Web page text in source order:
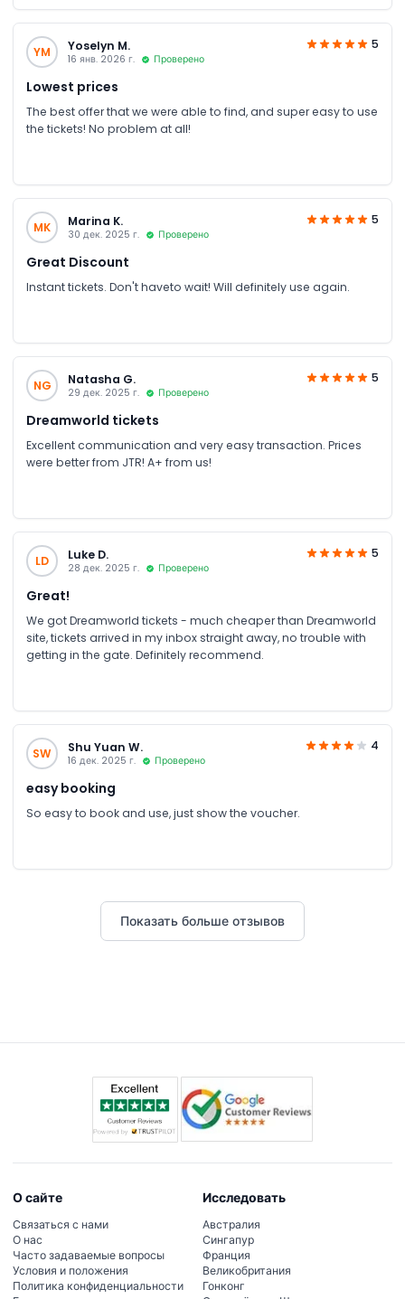
YM Yoselyn M.
16 янв. 2026 г. Проверено
5
Lowest prices
The best offer that we were able to find, and super easy to use
the tickets! No problem at all!
MK Marina K.
30 дек. 2025 г. Проверено
5
Great Discount
Instant tickets. Don't haveto wait! Will definitely use again.
NG Natasha G.
29 дек. 2025 г. Проверено
5
Dreamworld tickets
Excellent communication and very easy transaction. Prices
were better from JTR! A+ from us!
LD Luke D.
28 дек. 2025 г. Проверено
5
Great!
We got Dreamworld tickets - much cheaper than Dreamworld
site, tickets arrived in my inbox straight away, no trouble with
getting in the gate. Definitely recommend.
SW Shu Yuan W.
16 дек. 2025 г. Проверено
4
easy booking
So easy to book and use, just show the voucher.
Показать больше отзывов
О сайте
Связаться с нами
О нас
Часто задаваемые вопросы
Условия и положения
Политика конфиденциальности
Исследовать
Австралия
Сингапур
Франция
Великобритания
Гонконг